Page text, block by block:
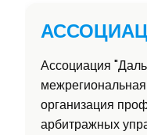
Ассоциация
организация
арбитражных